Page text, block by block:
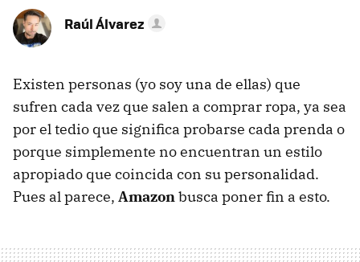
Raúl Álvarez
Existen personas (yo soy una de ellas) que
sufren cada vez que salen a comprar ropa, ya sea
por el tedio que significa probarse cada prenda o
porque simplemente no encuentran un estilo
apropiado que coincida con su personalidad.
Pues al parece, Amazonbusca poner fin a esto.